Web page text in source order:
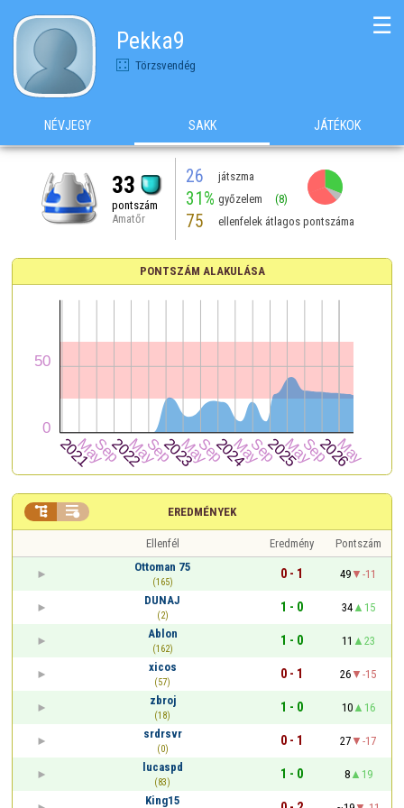
Pekka9
Törzsvendég
☰
NÉVJEGY SAKK JÁTÉKOK
33
pontszám
Amatőr
26 játszma
31% győzelem (8)
75 ellenfelek átlagos pontszáma
PONTSZÁM ALAKULÁSA
EREDMÉNYEK
 
Ellenfél Eredmény
Pontszám
Ottoman 75
(165)
0 - 1 49
-11
DUNAJ
(2)
1 - 0 34
15
Ablon
(162)
1 - 0 11
23
xicos
(57)
0 - 1 26
-15
zbroj
(18)
1 - 0 10
16
srdrsvr
(0)
0 - 1 27
-17
lucaspd
(83)
1 - 0 8
19
King15